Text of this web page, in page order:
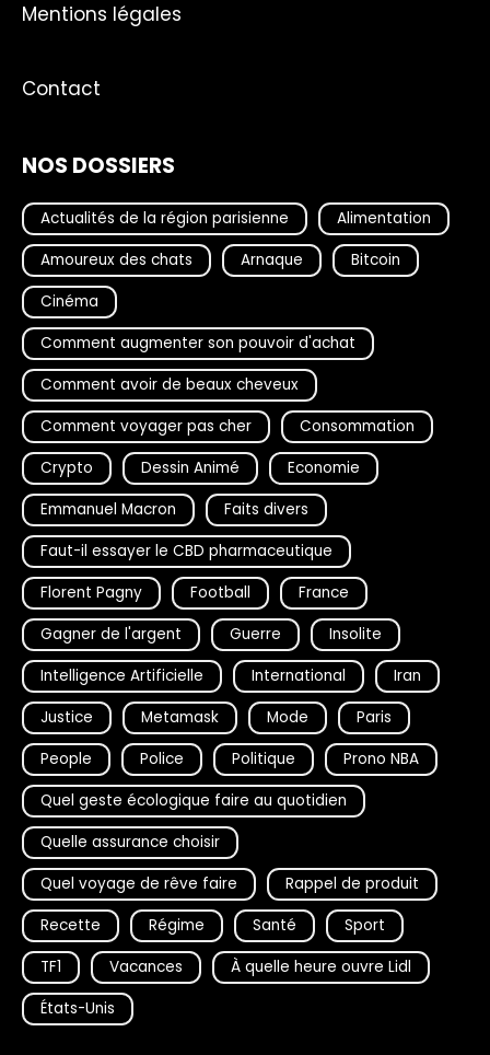
Mentions légales
Contact
NOS DOSSIERS
Actualités de la région parisienne
Alimentation
Amoureux des chats
Arnaque
Bitcoin
Cinéma
Comment augmenter son pouvoir d'achat
Comment avoir de beaux cheveux
Comment voyager pas cher
Consommation
Crypto
Dessin Animé
Economie
Emmanuel Macron
Faits divers
Faut-il essayer le CBD pharmaceutique
Florent Pagny
Football
France
Gagner de l'argent
Guerre
Insolite
Intelligence Artificielle
International
Iran
Justice
Metamask Mode
Paris
People
Police Politique
Prono NBA
Quel geste écologique faire au quotidien
Quelle assurance choisir
Quel voyage de rêve faire
Rappel de produit
Recette
Régime Santé
Sport
TF1
Vacances
À quelle heure ouvre Lidl
États-Unis